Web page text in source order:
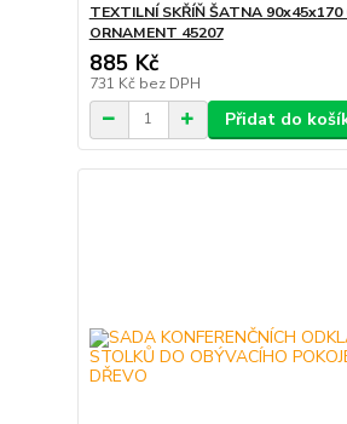
TEXTILNÍ SKŘÍŇ ŠATNA 90x45x170
ORNAMENT 45207
885 Kč
731 Kč bez DPH
Přidat do